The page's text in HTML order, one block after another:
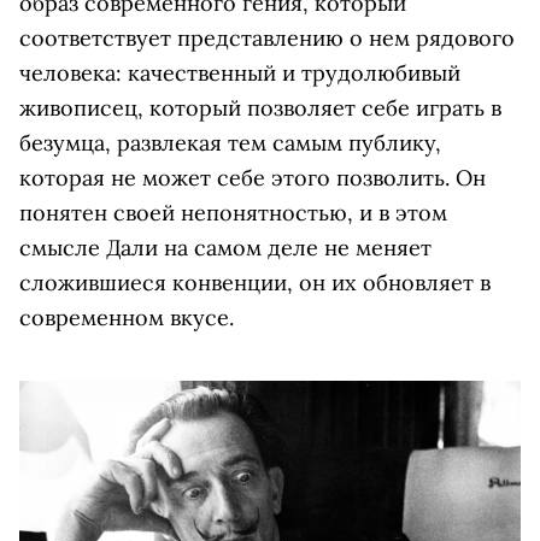
соответствует представлению о нем рядового
человека: качественный и трудолюбивый
живописец, который позволяет себе играть в
безумца, развлекая тем самым публику,
которая не может себе этого позволить. Он
понятен своей непонятностью, и в этом
смысле Дали на самом деле не меняет
сложившиеся конвенции, он их обновляет в
современном вкусе.